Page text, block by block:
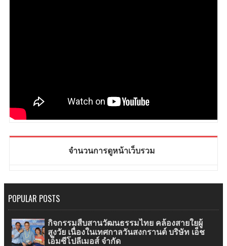
จำนวนการดูหน้าเว็บรวม
POPULAR POSTS
กิจกรรมสืบสานวัฒนธรรมไทย คล้องสายใยผู้
สูงวัย เนื่องในเทศกาลวันสงกรานต์ บริษัท เอ็ช
เอ็มซีโปลีเมอส์ จำกัด